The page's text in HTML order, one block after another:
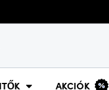
AKCIÓK